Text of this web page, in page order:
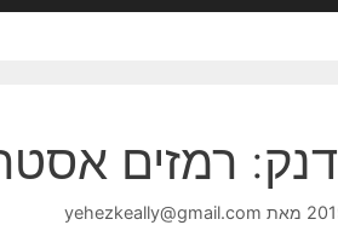
רמזים
מאת yehezkeally@gmail.com